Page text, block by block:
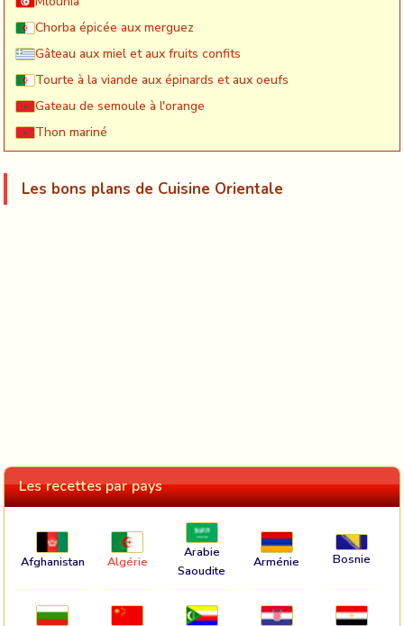
Chorba épicée aux merguez
Gâteau aux miel et aux fruits confits
Tourte à la viande aux épinards et aux oeufs
Gateau de semoule à l'orange
Thon mariné
Les bons plans de Cuisine Orientale
Les recettes par pays
Afghanistan Algérie
Arabie
Saoudite
Arménie Bosnie